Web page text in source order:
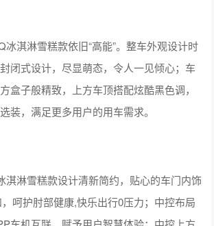
淇淋雪糕款依旧“高能”。整车外观设计时
闭式设计，尽显萌态，令人一见倾心；车
盒子般精致，上方车顶搭配炫酷黑色调，
装，满足更多用户的用车需求。
淋雪糕款设计清新简约，贴心的车门内饰
，呵护肘部健康,快乐出行0压力；中控布局